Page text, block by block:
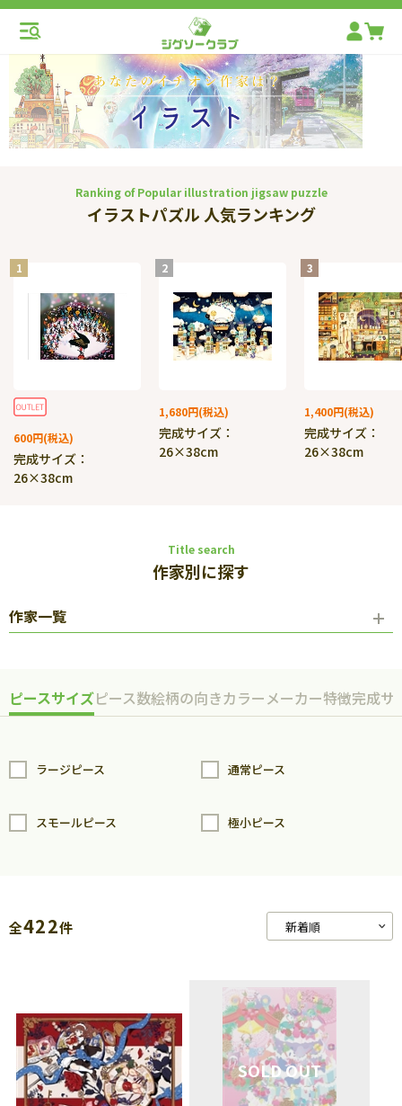
Ranking of Popular illustration jigsaw puzzle
イラストパズル 人気ランキング
1
600円
完成サイズ：
26×38cm
2
1,680円
完成サイズ：
26×38cm
3
1,400円
完成サイズ：
26×38cm
Title search
作家別に探す
作家一覧
ピースサイズピース数絵柄の向きカラーメーカー特徴完成サ
ラージピース 通常ピース
スモールピース 極小ピース
全422件